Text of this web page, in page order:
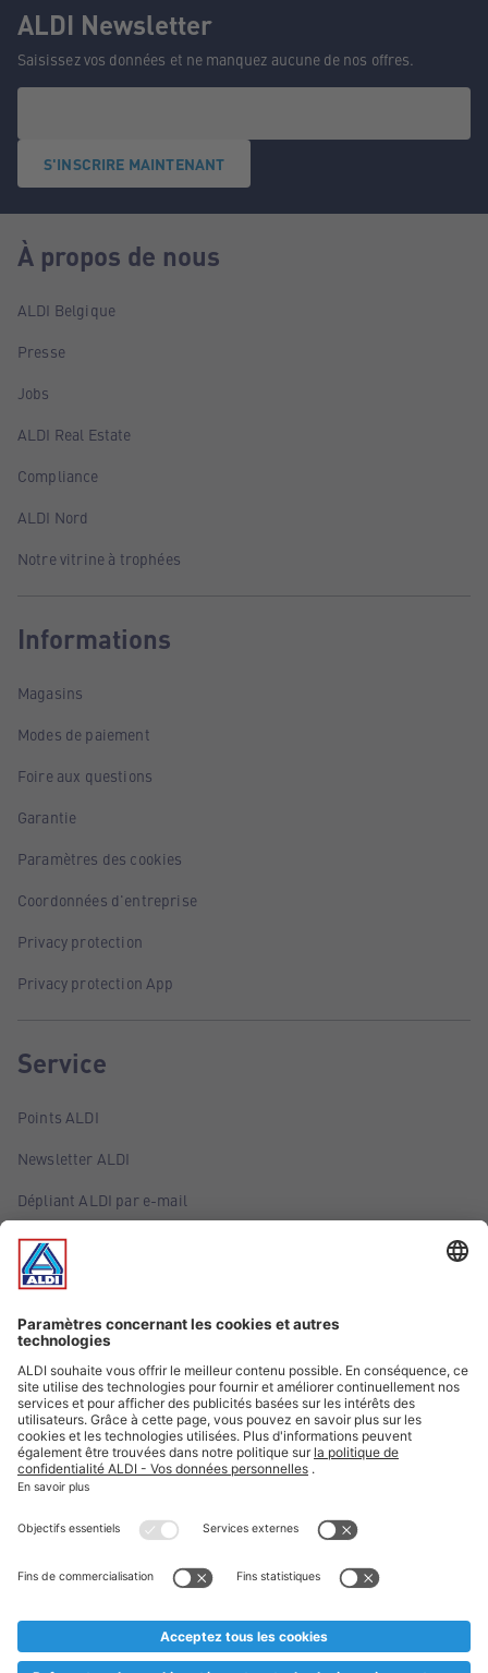
ALDI Newsletter
Saisissez vos données et ne manquez aucune de nos offres.
S'INSCRIRE MAINTENANT
À propos de nous
ALDI Belgique
Presse
Jobs
ALDI Real Estate
Compliance
ALDI Nord
Notre vitrine à trophées
Informations
Magasins
Modes de paiement
Foire aux questions
Garantie
Paramètres des cookies
Coordonnées d'entreprise
Privacy protection
Privacy protection App
Service
Points ALDI
Newsletter ALDI
Dépliant ALDI par e-mail
Offres
Infos essentielles
Suivez ALDI Belgique
Textes marqués d'un astérisque et mentions légales
* Nous vendons ces articles temporairement et jusqu'à
au cas où, malgré le planning bien étudié, nous serions
prématurément en rupture de stock. Prix Recupel et TVA incl.
** Sur ce site, l’utilisation de la forme masculine a été adoptée